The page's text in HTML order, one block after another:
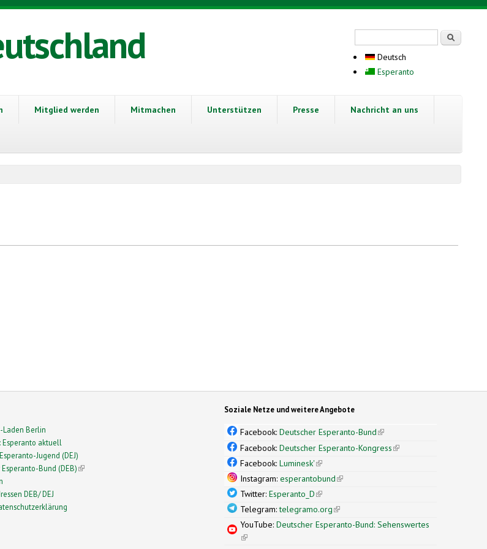
Deutsch
Esperanto
Mitglied werden Mitmachen Unterstützen Presse Nachricht an uns
Laden Berlin
Esperanto aktuell
Jugend (DEJ)
Bund (DEB)(link is external)
DEB/ DEJ
Soziale Netze und weitere Angebote
Facebook:Deutscher Esperanto-Bund(link is external)
Facebook:Deutscher Esperanto-Kongress(link is external)
Facebook:Luminesk'(link is external)
Instagram:esperantobund(link is external)
Twitter:Esperanto_D(link is external)
Telegram:telegramo.org(link is external)
YouTube:Deutscher Esperanto-Bund: Sehenswertes
(link is external)